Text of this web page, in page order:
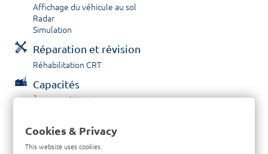
Affichage du véhicule au sol
Radar
Simulation
Réparation et révision
Réhabilitation CRT
Capacités
À propos / Historique
Contactez nous
Cookies & Privacy
This website uses cookies.